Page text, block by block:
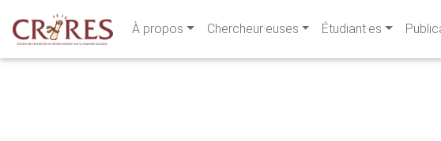
À propos Chercheur·euses Étudiant·es